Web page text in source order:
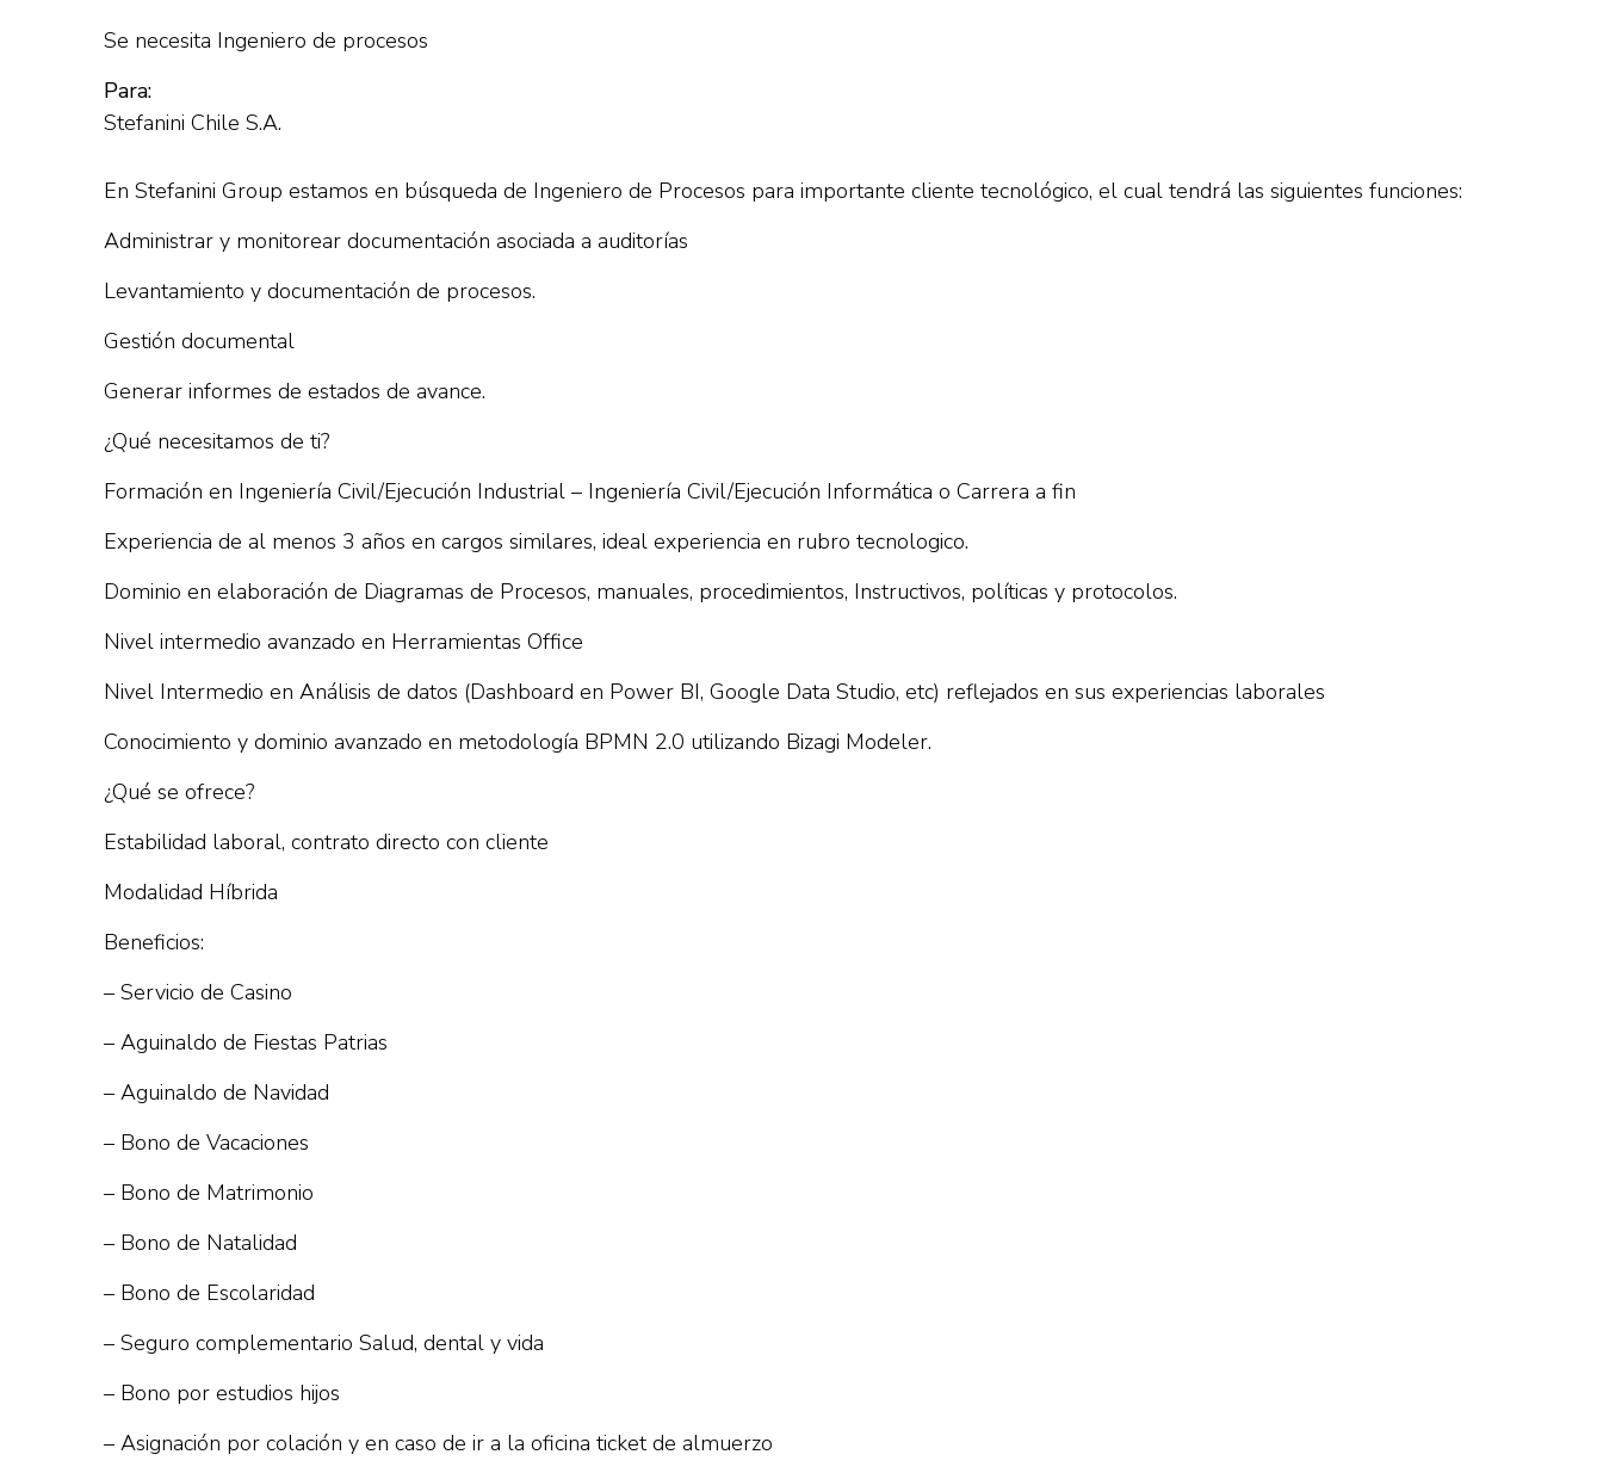
Se necesita Ingeniero de procesos
Para:
Stefanini Chile S.A.
En Stefanini Group estamos en búsqueda de Ingeniero de Procesos para importante cliente tecnológico, el cual tendrá las siguientes funciones:
Administrar y monitorear documentación asociada a auditorías
Levantamiento y documentación de procesos.
Gestión documental
Generar informes de estados de avance.
¿Qué necesitamos de ti?
Formación en Ingeniería Civil/Ejecución Industrial – Ingeniería Civil/Ejecución Informática o Carrera a fin
Experiencia de al menos 3 años en cargos similares, ideal experiencia en rubro tecnologico.
Dominio en elaboración de Diagramas de Procesos, manuales, procedimientos, Instructivos, políticas y protocolos.
Nivel intermedio avanzado en Herramientas Office
Nivel Intermedio en Análisis de datos (Dashboard en Power BI, Google Data Studio, etc) reflejados en sus experiencias laborales
Conocimiento y dominio avanzado en metodología BPMN 2.0 utilizando Bizagi Modeler.
¿Qué se ofrece?
Estabilidad laboral, contrato directo con cliente
Modalidad Híbrida
Beneficios:
– Servicio de Casino
– Aguinaldo de Fiestas Patrias
– Aguinaldo de Navidad
– Bono de Vacaciones
– Bono de Matrimonio
– Bono de Natalidad
– Bono de Escolaridad
– Seguro complementario Salud, dental y vida
– Bono por estudios hijos
– Asignación por colación y en caso de ir a la oficina ticket de almuerzo